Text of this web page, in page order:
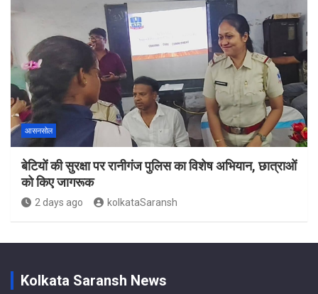
आसनसोल
बेटियों की सुरक्षा पर रानीगंज पुलिस का विशेष अभियान, छात्राओं
को किए जागरूक
2 days ago kolkataSaransh
Kolkata Saransh News